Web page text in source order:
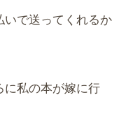
で送ってくれるか
私の本が嫁に行